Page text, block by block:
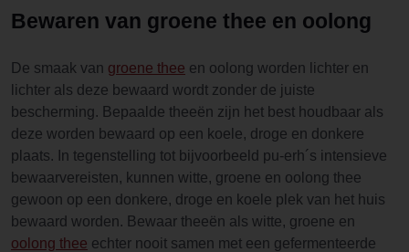
Bewaren van groene thee en oolong
De smaak van groene thee en oolong worden lichter en
lichter als deze bewaard wordt zonder de juiste
bescherming. Bepaalde theeën zijn het best houdbaar als
deze worden bewaard op een koele, droge en donkere
plaats. In tegenstelling tot bijvoorbeeld pu-erh´s intensieve
bewaarvereisten, kunnen witte, groene en oolong thee
gewoon op een donkere, droge en koele plek van het huis
bewaard worden. Bewaar theeën als witte, groene en
oolong thee echter nooit samen met een gefermenteerde